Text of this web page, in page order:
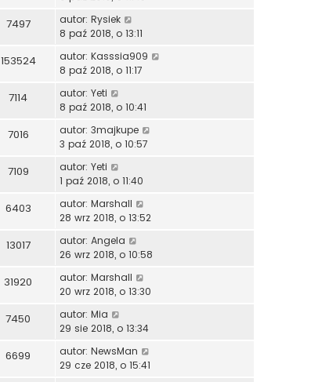
7497 autor: Rysiek
8 paź 2018, o 13:11
153524 autor: Kasssia909
8 paź 2018, o 11:17
7114 autor: Yeti
8 paź 2018, o 10:41
7016 autor: 3majkupe
3 paź 2018, o 10:57
7109 autor: Yeti
1 paź 2018, o 11:40
6403 autor: Marshall
28 wrz 2018, o 13:52
13017 autor: Angela
26 wrz 2018, o 10:58
31920 autor: Marshall
20 wrz 2018, o 13:30
7450 autor: Mia
29 sie 2018, o 13:34
6699 autor: NewsMan
29 cze 2018, o 15:41